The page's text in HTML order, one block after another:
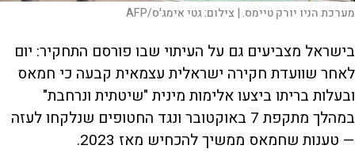
מערכת הניו יורק טיימס. | צילום:גטי אימג'ס/AFP
בישראל מצביעים גם על העיתוי שבו פורסם התחקיר: יום
לאחר שוועדת חקירה ישראלית עצמאית קבעה כי חמאס
ובעלות בריתו ביצעו אלימות מינית "שיטתית ונרחבת"
במהלך מתקפת 7 באוקטובר ונגד החטופים שנלקחו לעזה
— טענות שחמאס ממשיך להכחיש מאז 2023.